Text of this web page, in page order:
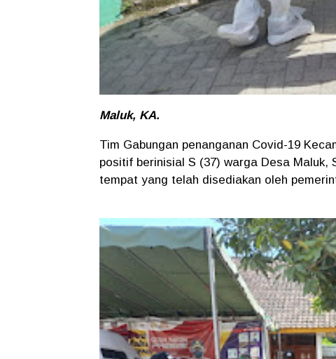
Maluk, KA.
Tim Gabungan penanganan Covid-19
positif berinisial S (37) warga Desa Maluk,
tempat yang telah disediakan oleh